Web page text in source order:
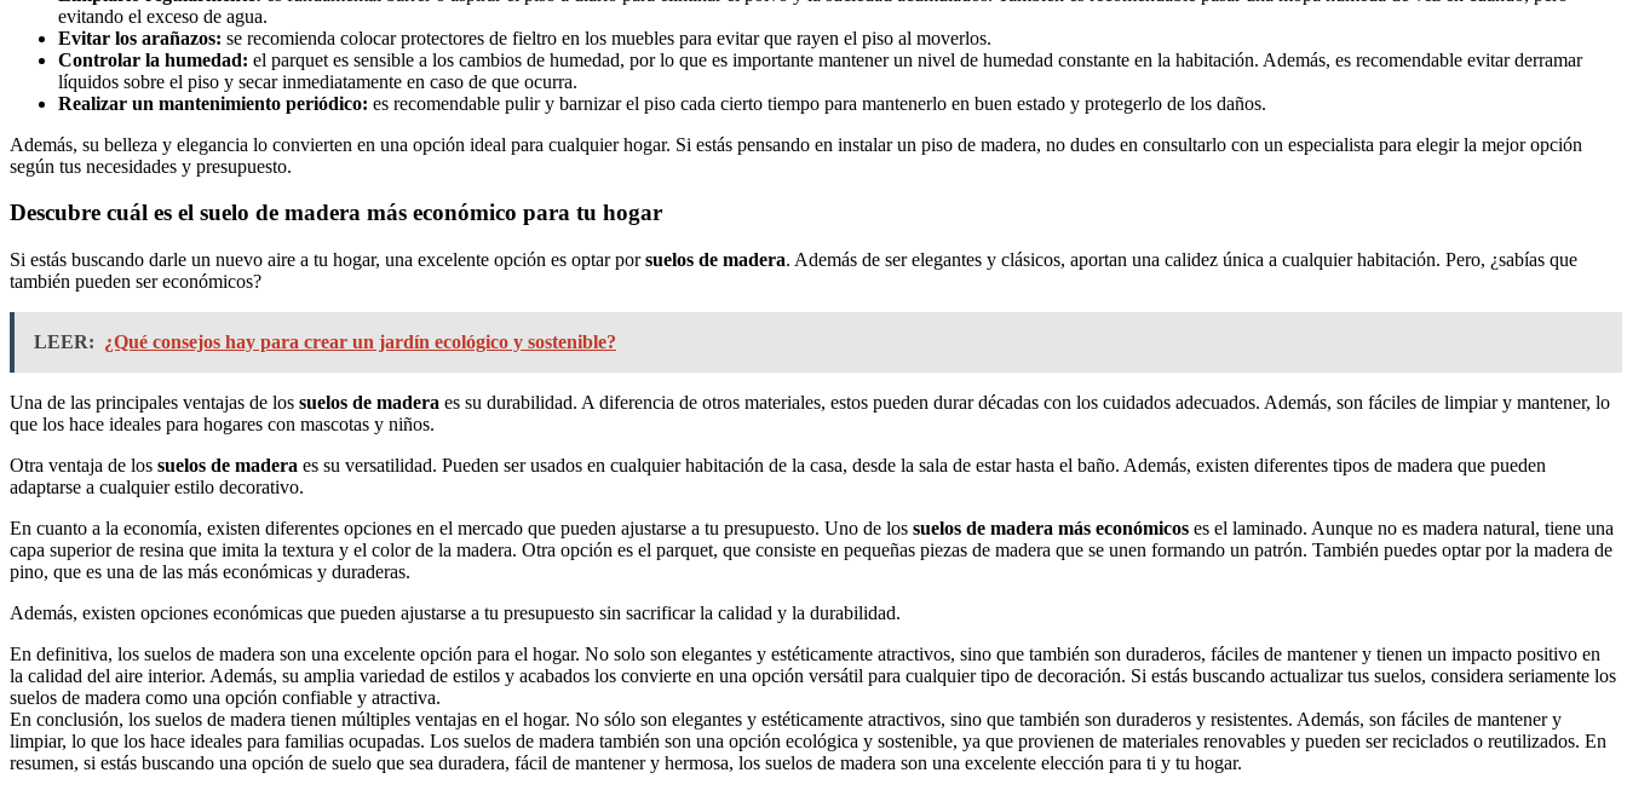
evitando el exceso de agua.
Evitar los arañazos: se recomienda colocar protectores de fieltro en los muebles para evitar que rayen el piso al moverlos.
Controlar la humedad: el parquet es sensible a los cambios de humedad, por lo que es importante mantener un nivel de humedad constante en la habitación. Además, es recomendable evitar derramar
líquidos sobre el piso y secar inmediatamente en caso de que ocurra.
Realizar un mantenimiento periódico: es recomendable pulir y barnizar el piso cada cierto tiempo para mantenerlo en buen estado y protegerlo de los daños.
Además, su belleza y elegancia lo convierten en una opción ideal para cualquier hogar. Si estás pensando en instalar un piso de madera, no dudes en consultarlo con un especialista para elegir la mejor opción
según tus necesidades y presupuesto.
Descubre cuál es el suelo de madera más económico para tu hogar
Si estás buscando darle un nuevo aire a tu hogar, una excelente opción es optar porsuelos de madera. Además de ser elegantes y clásicos, aportan una calidez única a cualquier habitación. Pero, ¿sabías que
también pueden ser económicos?
LEER: ¿Qué consejos hay para crear un jardín ecológico y sostenible?
Una de las principales ventajas de los suelos de madera es su durabilidad. A diferencia de otros materiales, estos pueden durar décadas con los cuidados adecuados. Además, son fáciles de limpiar y mantener, lo
que los hace ideales para hogares con mascotas y niños.
Otra ventaja de los suelos de madera es su versatilidad. Pueden ser usados en cualquier habitación de la casa, desde la sala de estar hasta el baño. Además, existen diferentes tipos de madera que pueden
adaptarse a cualquier estilo decorativo.
En cuanto a la economía, existen diferentes opciones en el mercado que pueden ajustarse a tu presupuesto. Uno de los suelos de madera más económicos es el laminado. Aunque no es madera natural, tiene una
capa superior de resina que imita la textura y el color de la madera. Otra opción es el parquet, que consiste en pequeñas piezas de madera que se unen formando un patrón. También puedes optar por la madera de
pino, que es una de las más económicas y duraderas.
Además, existen opciones económicas que pueden ajustarse a tu presupuesto sin sacrificar la calidad y la durabilidad.
En definitiva, los suelos de madera son una excelente opción para el hogar. No solo son elegantes y estéticamente atractivos, sino que también son duraderos, fáciles de mantener y tienen un impacto positivo en
la calidad del aire interior. Además, su amplia variedad de estilos y acabados los convierte en una opción versátil para cualquier tipo de decoración. Si estás buscando actualizar tus suelos, considera seriamente los
suelos de madera como una opción confiable y atractiva.
En conclusión, los suelos de madera tienen múltiples ventajas en el hogar. No sólo son elegantes y estéticamente atractivos, sino que también son duraderos y resistentes. Además, son fáciles de mantener y
limpiar, lo que los hace ideales para familias ocupadas. Los suelos de madera también son una opción ecológica y sostenible, ya que provienen de materiales renovables y pueden ser reciclados o reutilizados. En
resumen, si estás buscando una opción de suelo que sea duradera, fácil de mantener y hermosa, los suelos de madera son una excelente elección para ti y tu hogar.